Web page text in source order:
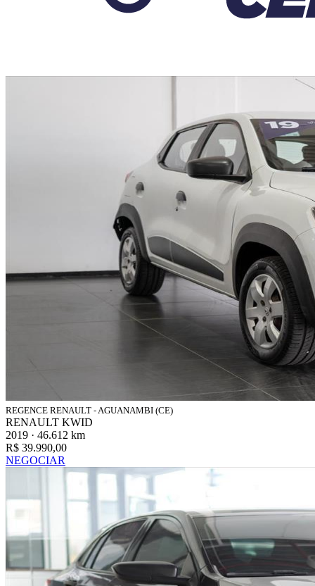
REGENCE RENAULT - AGUANAMBI (CE)
RENAULT KWID
2019 · 46.612 km
R$ 39.990,00
NEGOCIAR